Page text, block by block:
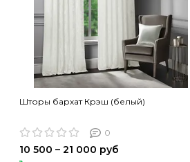
Шторы бархат Крэш (белый)
0
10 500 – 21 000 руб